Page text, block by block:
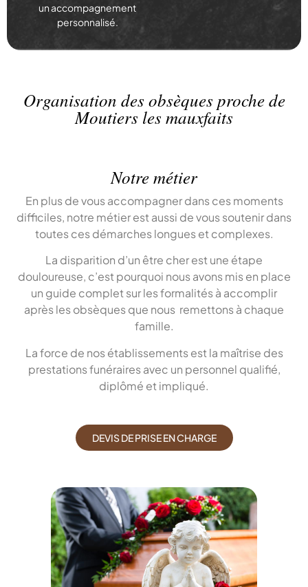
un accompagnement
personnalisé.
Organisation des obsèques proche de
Moutiers les mauxfaits
Notre métier
En plus de vous accompagner dans ces moments
difficiles, notre métier est aussi de vous soutenir dans
toutes ces démarches longues et complexes.
La disparition d’un être cher est une étape
douloureuse, c’est pourquoi nous avons mis en place
un guide complet sur les formalités à accomplir
après les obsèques que nous remettons à chaque
famille.
La force de nos établissements est la maîtrise des
prestations funéraires avec un personnel qualifié,
diplômé et impliqué.
DEVIS DE PRISE EN CHARGE